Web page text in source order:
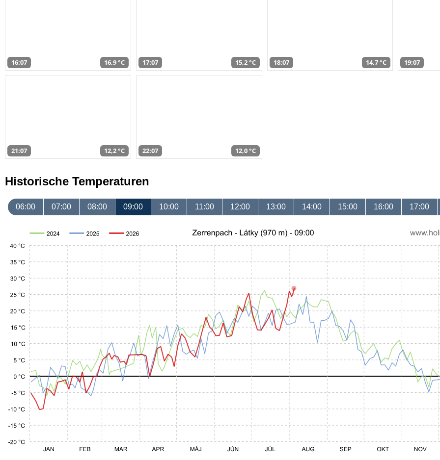
16:07 16,9 °C 17:07 15,2 °C 18:07 14,7 °C 19:07
21:07 12,2 °C 22:07 12,0 °C
Historische Temperaturen
06:00 07:00 08:00 09:00 10:00 11:00 12:00 13:00 14:00 15:00 16:00 17:00